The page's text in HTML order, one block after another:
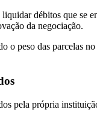
débitos que se
da negociação.
peso das parcelas
pela própria